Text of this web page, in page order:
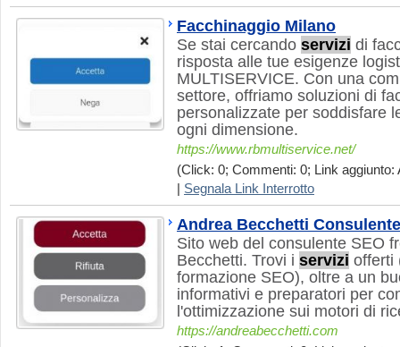
Facchinaggio Milano
Se stai cercando servizi di
risposta alle tue esigenze
MULTISERVICE. Con una
settore, offriamo soluzioni di
personalizzate per soddisfare
ogni dimensione.
https://www.rbmultiservice.net/
(Click: 0; Commenti: 0; Link aggiunto:
Segnala Link Interrotto
Andrea Becchetti
Sito web del consulente SEO
Becchetti. Trovi i servizi offerti
formazione SEO), oltre a un
informativi e preparatori per
l'ottimizzazione sui motori di
https://andreabecchetti.com